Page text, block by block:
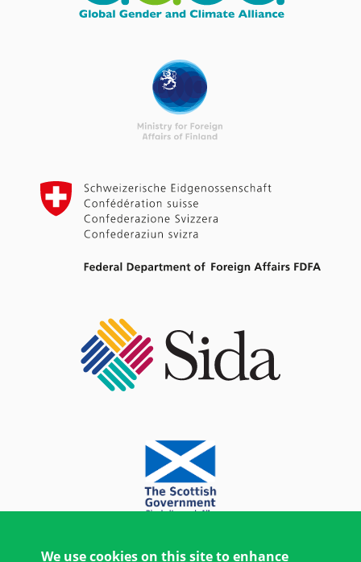
We use cookies on this site to enhance